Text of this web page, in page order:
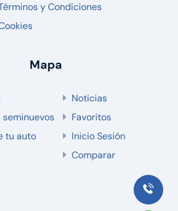
y Condiciones
Mapa
tu auto
Noticias
Favoritos
Inicio Sesión
Comparar